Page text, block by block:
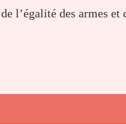
l’égalité des armes